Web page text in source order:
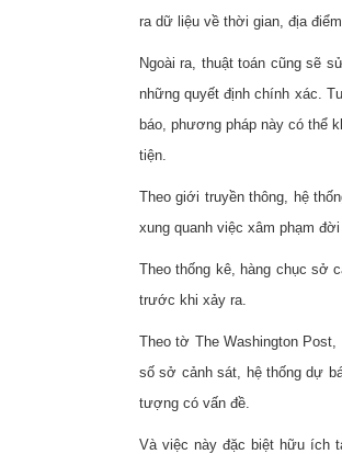
ra dữ liệu về thời gian, địa
Ngoài ra, thuật toán cũng sẽ
những quyết định chính xác.
báo, phương pháp này có thể
tiện.
Theo giới truyền thông, hệ
xung quanh việc xâm phạm
Theo thống kê, hàng chục sở
trước khi xảy ra.
Theo tờ The Washington
số sở cảnh sát, hệ thống dự
tượng có vấn đề.
Và việc này đặc biệt hữu ích